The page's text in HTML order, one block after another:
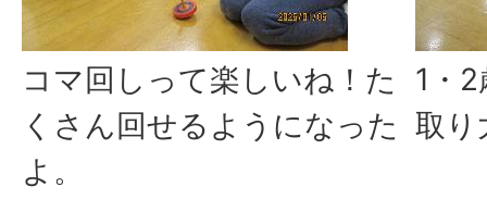
コマ回しって楽しいね！た
くさん回せるようになった
よ。
1・
取り